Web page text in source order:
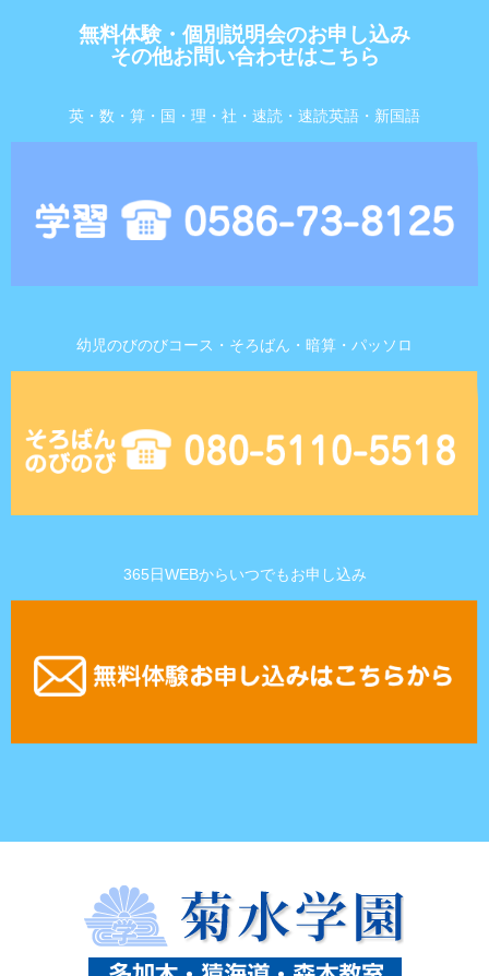
無料体験・個別説明会のお申し込み
その他お問い合わせはこちら
英・数・算・国・理・社・速読・速読英語・新国語
幼児のびのびコース・そろばん・暗算・パッソロ
365日WEBからいつでもお申し込み